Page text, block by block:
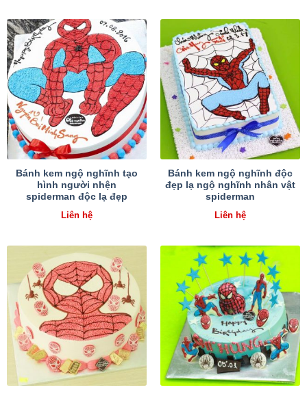
Bánh kem ngộ nghĩnh tạo
hình người nhện
spiderman độc lạ đẹp
Liên hệ
Bánh kem ngộ nghĩnh độc
đẹp lạ ngộ nghĩnh nhân vật
spiderman
Liên hệ